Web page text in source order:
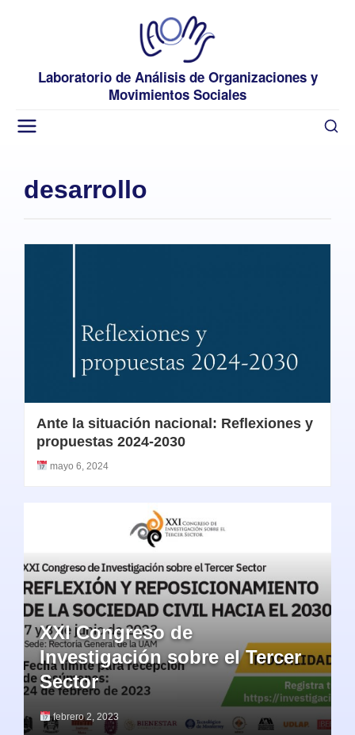
Laboratorio de Análisis de Organizaciones y
Movimientos Sociales
desarrollo
Ante la situación nacional: Reflexiones y
propuestas 2024-2030
mayo 6, 2024
XXI Congreso de
Investigación sobre el Tercer
Sector
febrero 2, 2023